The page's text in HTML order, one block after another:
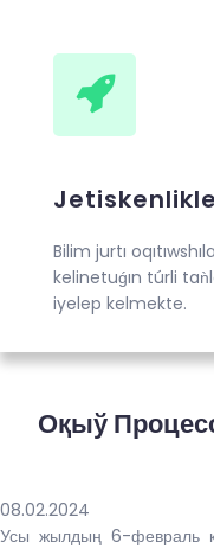
Bilim jurtı
kelinetuǵın túrli
iyelep kelmekte.
Оқыў
08.02.2024
Усы жылдың 6-февраль